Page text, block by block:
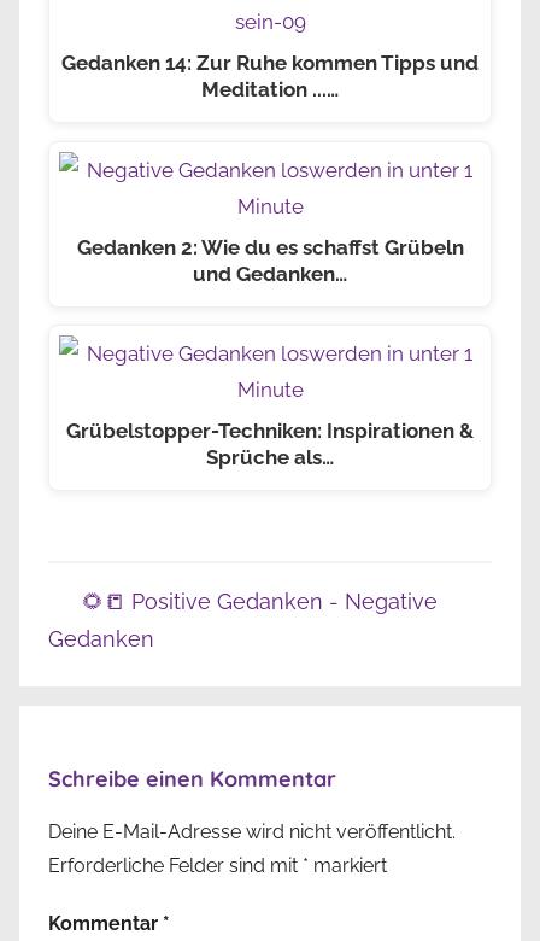
Gedanken 14: Zur Ruhe kommen Tipps und
Meditation ...…
Gedanken 2: Wie du es schaffst Grübeln
und Gedanken…
Grübelstopper-Techniken: Inspirationen &
Sprüche als…
🌻📒 Positive Gedanken - Negative
Gedanken
Schreibe einen Kommentar
Deine E-Mail-Adresse wird nicht veröffentlicht.
Erforderliche Felder sind mit * markiert
Kommentar *